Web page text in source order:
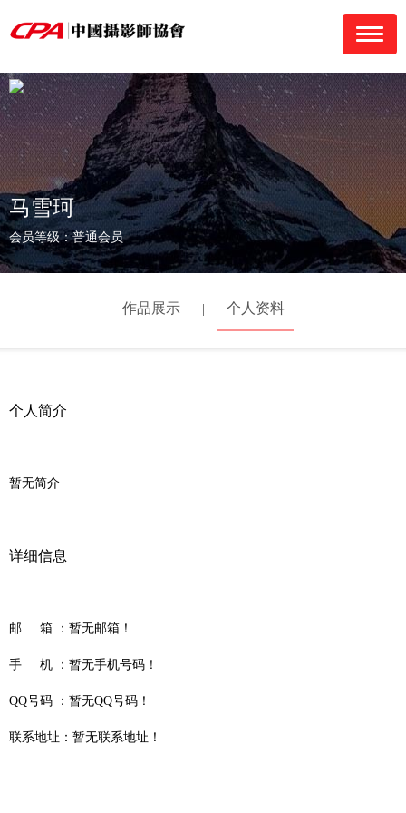
马雪珂
会员等级：普通会员
作品展示 个人资料
个人简介
暂无简介
详细信息
邮 箱 ： 暂无邮箱！
手 机 ： 暂无手机号码！
QQ号码 ： 暂无QQ号码！
联系地址： 暂无联系地址！